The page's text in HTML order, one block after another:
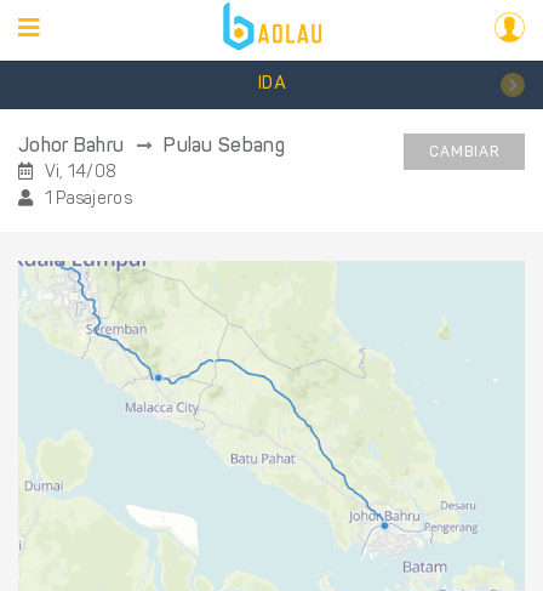
IDA
Johor Bahru Pulau Sebang
Vi, 14/08
1 Pasajeros
CAMBIAR